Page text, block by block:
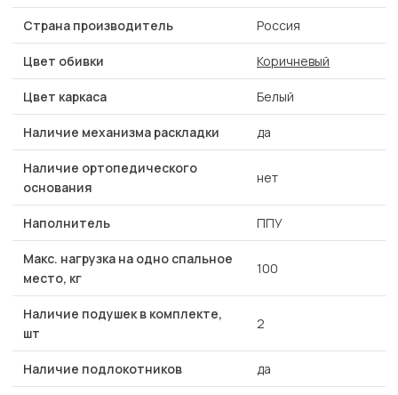
Страна производитель Россия
Цвет обивки Коричневый
Цвет каркаса Белый
Наличие механизма раскладки да
Наличие ортопедического
основания
нет
Наполнитель ППУ
Макс. нагрузка на одно спальное
место, кг
100
Наличие подушек в комплекте,
шт
2
Наличие подлокотников да